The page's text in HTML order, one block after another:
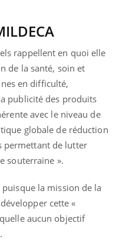
rappellent en quoi elle
de la santé, soin et
en difficulté,
publicité des produits
avec le niveau de
globale de réduction
permettant de lutter
souterraine ».
la mission de la
cette «
aucun objectif